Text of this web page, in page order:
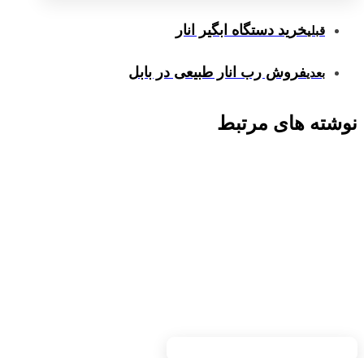
قبلیخرید دستگاه ابگیر انار
بعدیفروش رب انار طبیعی در بابل
نوشته های مرتبط